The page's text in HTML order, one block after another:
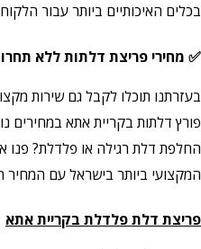
בכלים האיכותיים ביותר עבור
✅ מחירי פריצת דלתות ללא
בעזרתנו תוכלו לקבל גם שירות
פורץ דלתות בקריית אתא במחירים
החלפת דלת רגילה או פלדלת? פנו
המקצועי ביותר בישראל עם המחיר
פריצת דלת פלדלת בקריית אתא